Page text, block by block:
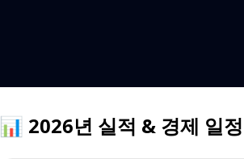
📊 2026년 실적 & 경제 일정